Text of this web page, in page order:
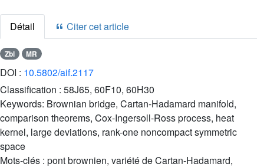
Détail Citer cet article
Zbl MR
DOI : 10.5802/aif.2117
Classification : 58J65, 60F10, 60H30
Keywords: Brownian bridge, Cartan-Hadamard manifold,
comparison theorems, Cox-Ingersoll-Ross process, heat
kernel, large deviations, rank-one noncompact symmetric
space
Mots-clés : pont brownien, variété de Cartan-Hadamard,